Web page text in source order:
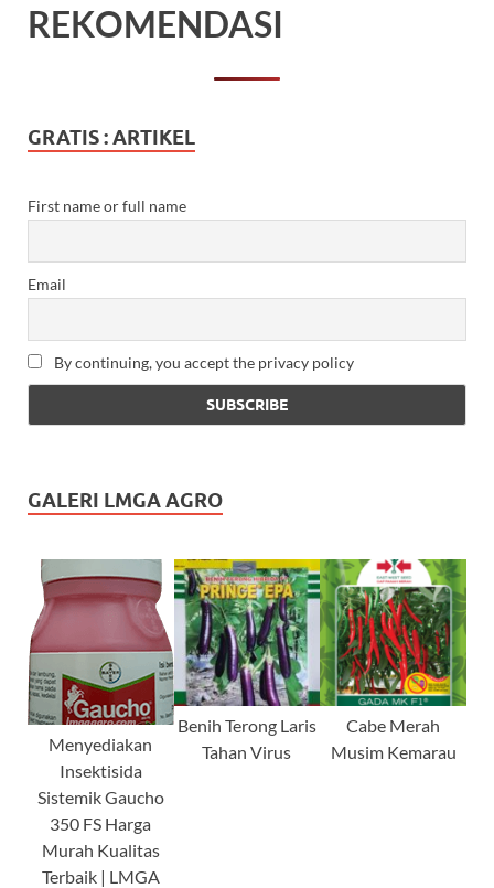
REKOMENDASI
GRATIS : ARTIKEL
First name or full name
Email
By continuing, you accept the privacy policy
GALERI LMGA AGRO
Menyediakan
Insektisida
Sistemik Gaucho
350 FS Harga
Murah Kualitas
Terbaik | LMGA
Benih Terong Laris
Tahan Virus
Cabe Merah
Musim Kemarau